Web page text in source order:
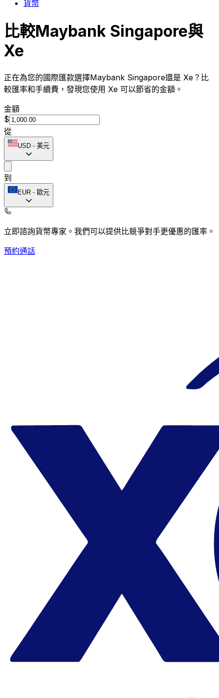
貨幣
比較Maybank Singapore與
Xe
正在為您的國際匯款選擇Maybank Singapore還是 Xe？比
較匯率和手續費，發現您使用 Xe 可以節省的金額。
金額
$
從
USD - 美元
到
EUR - 歐元
立即諮詢貨幣專家。 我們可以提供比競爭對手更優惠的匯率。
預約通話